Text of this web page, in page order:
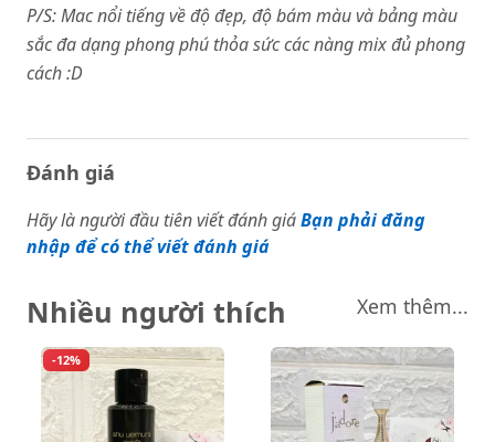
P/S: Mac nổi tiếng về độ đẹp, độ bám màu và bảng màu
sắc đa dạng phong phú thỏa sức các nàng mix đủ phong
cách :D
Đánh giá
Hãy là người đầu tiên viết đánh giáBạn phải đăng
nhập để có thể viết đánh giá
Nhiều người thích Xem thêm...
-12%